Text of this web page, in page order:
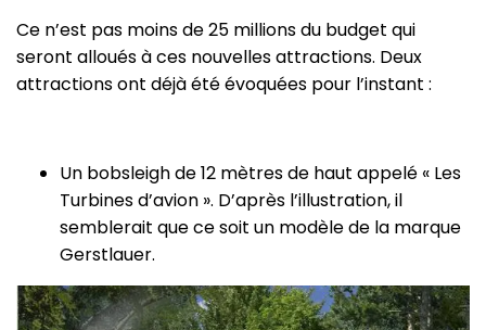
Ce n’est pas moins de 25 millions du budget qui
seront alloués à ces nouvelles attractions. Deux
attractions ont déjà été évoquées pour l’instant :
Un bobsleigh de 12 mètres de haut appelé « Les
Turbines d’avion ». D’après l’illustration, il
semblerait que ce soit un modèle de la marque
Gerstlauer.